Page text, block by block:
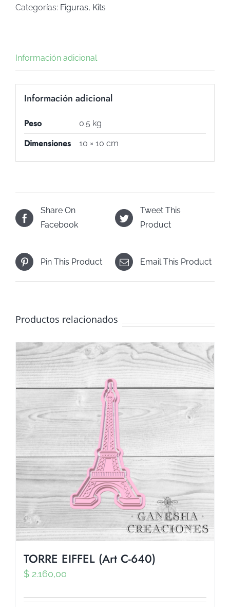
C-
Categorías: Figuras, Kits
Información adicional
Información adicional
Peso 0.5 kg
Dimensiones 10 × 10 cm
Share On
Facebook
Tweet This
Product
Pin This Product Email This Product
Productos relacionados
TORRE EIFFEL (Art C-640)
$ 2.160,00